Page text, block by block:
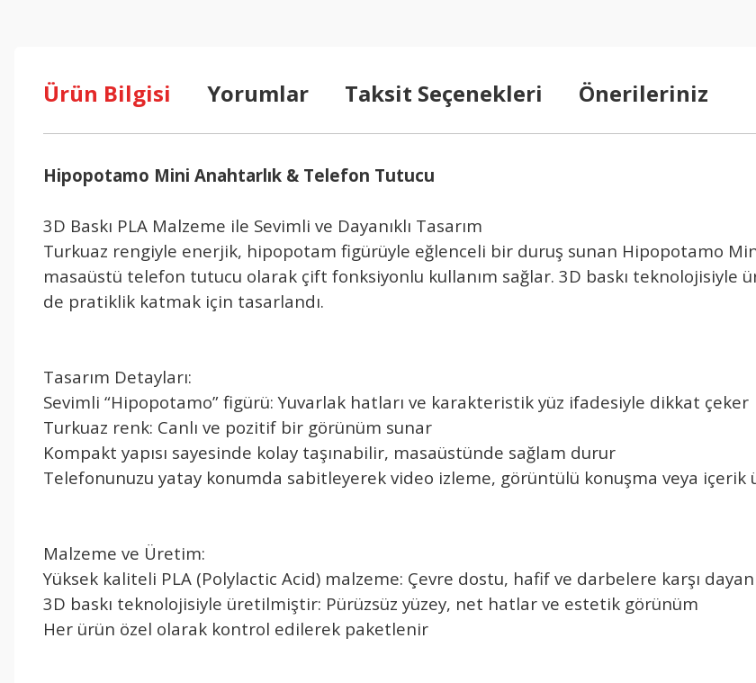
Ürün Bilgisi Yorumlar Taksit Seçenekleri Önerileriniz
Hipopotamo Mini Anahtarlık & Telefon Tutucu
3D Baskı PLA Malzeme ile Sevimli ve Dayanıklı Tasarım
Turkuaz rengiyle enerjik, hipopotam figürüyle eğlenceli bir duruş sunan Hipopotamo
masaüstü telefon tutucu olarak çift fonksiyonlu kullanım sağlar. 3D baskı teknolojisiyle
de pratiklik katmak için tasarlandı.
Tasarım Detayları:
Sevimli “Hipopotamo” figürü: Yuvarlak hatları ve karakteristik yüz ifadesiyle dikkat çeker
Turkuaz renk: Canlı ve pozitif bir görünüm sunar
Kompakt yapısı sayesinde kolay taşınabilir, masaüstünde sağlam durur
Telefonunuzu yatay konumda sabitleyerek video izleme, görüntülü konuşma veya içerik
Malzeme ve Üretim:
Yüksek kaliteli PLA (Polylactic Acid) malzeme: Çevre dostu, hafif ve darbelere karşı
3D baskı teknolojisiyle üretilmiştir: Pürüzsüz yüzey, net hatlar ve estetik görünüm
Her ürün özel olarak kontrol edilerek paketlenir